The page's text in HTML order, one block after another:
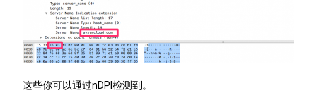
这些你可以通过nDPI检测到。